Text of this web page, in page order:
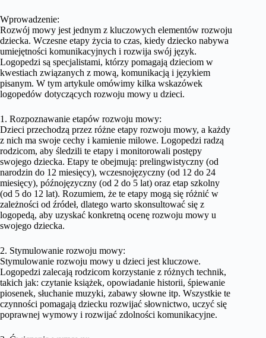
Wprowadzenie:
Rozwój mowy jest jednym z kluczowych elementów rozwoju
dziecka. Wczesne etapy życia to czas, kiedy dziecko nabywa
umiejętności komunikacyjnych i rozwija swój język.
Logopedzi są specjalistami, którzy pomagają dzieciom w
kwestiach związanych z mową, komunikacją i językiem
pisanym. W tym artykule omówimy kilka wskazówek
logopedów dotyczących rozwoju mowy u dzieci.
1. Rozpoznawanie etapów rozwoju mowy:
Dzieci przechodzą przez różne etapy rozwoju mowy, a każdy
z nich ma swoje cechy i kamienie milowe. Logopedzi radzą
rodzicom, aby śledzili te etapy i monitorowali postępy
swojego dziecka. Etapy te obejmują: prelingwistyczny (od
narodzin do 12 miesięcy), wczesnojęzyczny (od 12 do 24
miesięcy), późnojęzyczny (od 2 do 5 lat) oraz etap szkolny
(od 5 do 12 lat). Rozumiem, że te etapy mogą się różnić w
zależności od źródeł, dlatego warto skonsultować się z
logopedą, aby uzyskać konkretną ocenę rozwoju mowy u
swojego dziecka.
2. Stymulowanie rozwoju mowy:
Stymulowanie rozwoju mowy u dzieci jest kluczowe.
Logopedzi zalecają rodzicom korzystanie z różnych technik,
takich jak: czytanie książek, opowiadanie historii, śpiewanie
piosenek, słuchanie muzyki, zabawy słowne itp. Wszystkie te
czynności pomagają dziecku rozwijać słownictwo, uczyć się
poprawnej wymowy i rozwijać zdolności komunikacyjne.